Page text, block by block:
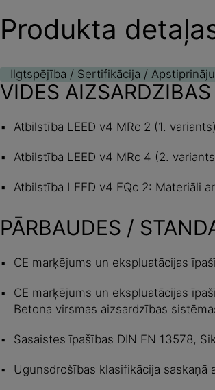
Produkta
Ilgtspējība / Sertifikācija /
VIDES
Atbilstība LEED v4 MRc 2 (1.
Atbilstība LEED v4 MRc 4 (2.
Atbilstība LEED v4 EQc 2: Materiāli
PĀRBAUDES /
CE marķējums un ekspluatācijas
CE marķējums un ekspluatācijas
Betona virsmas aizsardzības
Sasaistes īpašības DIN EN 13578,
Ugunsdrošības klasifikācija